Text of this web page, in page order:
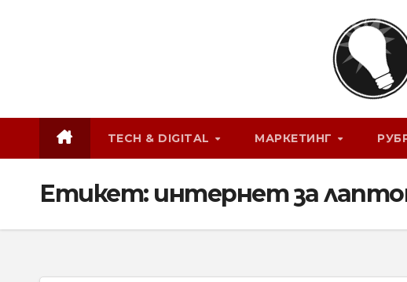
TECH & DIGITAL МАРКЕТИНГ
Етикет: интернет за